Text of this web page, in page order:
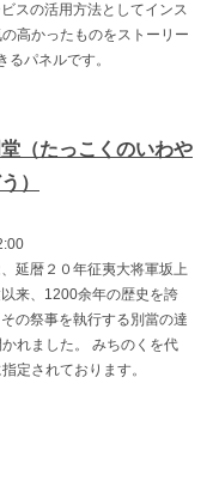
スの活用方法としてインス
高かったものをストーリー
パネルです。
（たっこくのいわや
）
延暦２０年征夷大将軍坂上
来、1200余年の歴史を誇
の祭事を執行する別當の達
れました。 みちのくを代
定されております。